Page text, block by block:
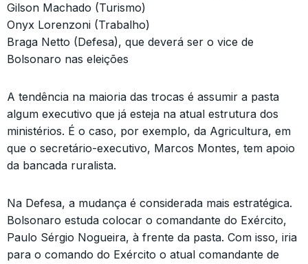
Gilson Machado (Turismo)
Onyx Lorenzoni (Trabalho)
Braga Netto (Defesa), que deverá ser o vice de
Bolsonaro nas eleições
A tendência na maioria das trocas é assumir a pasta
algum executivo que já esteja na atual estrutura dos
ministérios. É o caso, por exemplo, da Agricultura, em
que o secretário-executivo, Marcos Montes, tem apoio
da bancada ruralista.
Na Defesa, a mudança é considerada mais estratégica.
Bolsonaro estuda colocar o comandante do Exército,
Paulo Sérgio Nogueira, à frente da pasta. Com isso, iria
para o comando do Exército o atual comandante de